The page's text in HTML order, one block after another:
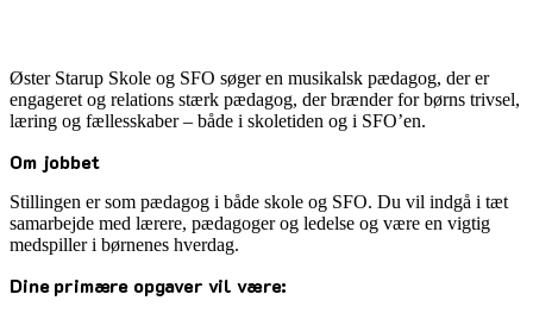
Øster Starup Skole og SFO søger en musikalsk pædagog, der er
engageret og relations stærk pædagog, der brænder for børns trivsel,
læring og fællesskaber – både i skoletiden og i SFO’en.
Om jobbet
Stillingen er som pædagog i både skole og SFO. Du vil indgå i tæt
samarbejde med lærere, pædagoger og ledelse og være en vigtig
medspiller i børnenes hverdag.
Dine primære opgaver vil være: